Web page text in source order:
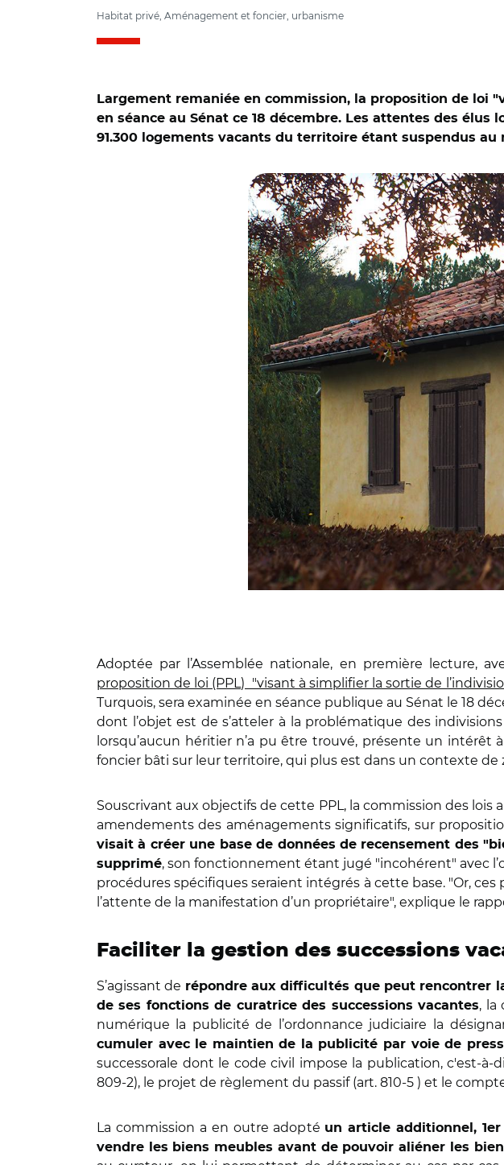
Habitat privé, Aménagement et foncier, urbanisme
Largement remaniée en commission, la proposition de loi
en séance au Sénat ce 18 décembre. Les attentes des
91.300 logements vacants du territoire étant suspendus au
Adoptée par l’Assemblée nationale, en première lecture,
proposition de loi (PPL) "visant à simplifier la sortie de
Turquois, sera examinée en séance publique au Sénat le 18
dont l’objet est de s’atteler à la problématique des
lorsqu’aucun héritier n’a pu être trouvé, présente un intérêt
foncier bâti sur leur territoire, qui plus est dans un contexte de
Souscrivant aux objectifs de cette PPL, la commission des
amendements des aménagements significatifs, sur
visait à créer une base de données de recensement des
supprimé, son fonctionnement étant jugé "incohérent" avec
procédures spécifiques seraient intégrés à cette base. "Or,
l’attente de la manifestation d’un propriétaire", explique le
Faciliter la gestion des successions
S’agissant de répondre aux difficultés que peut rencontrer
de ses fonctions de curatrice des successions vacantes, la
numérique la publicité de l’ordonnance judiciaire
la
cumuler avec le maintien de la publicité par voie de
successorale dont le code civil impose la publication, c'est-
809-2), le projet de règlement du passif (art. 810-5 ) et le
La commission a en outre adopté un article additionnel,
vendre les biens meubles avant de pouvoir aliéner les